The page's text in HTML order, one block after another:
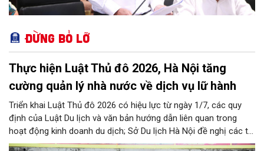
Đừng bỏ lỡ
Thực hiện Luật Thủ đô 2026, Hà Nội tăng
cường quản lý nhà nước về dịch vụ lữ hành
Triển khai Luật Thủ đô 2026 có hiệu lực từ ngày 1/7, các quy
định của Luật Du lịch và văn bản hướng dẫn liên quan trong
hoạt động kinh doanh du dịch; Sở Du lịch Hà Nội đề nghị các tổ
chức, đơn vị, doanh nghiệp kinh doanh dịch vụ lữ hành trên địa